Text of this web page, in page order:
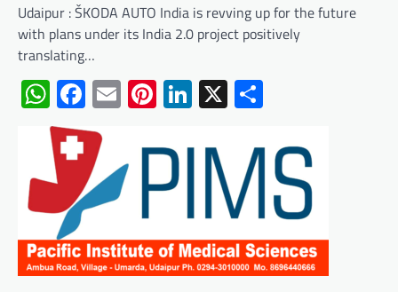
Udaipur : ŠKODA AUTO India is revving up for the future
with plans under its India 2.0 project positively
translating…
WhatsApp
Facebook
EmailPinterest
LinkedIn
X